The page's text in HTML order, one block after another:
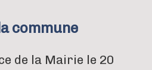
commune
de la Mairie le 20